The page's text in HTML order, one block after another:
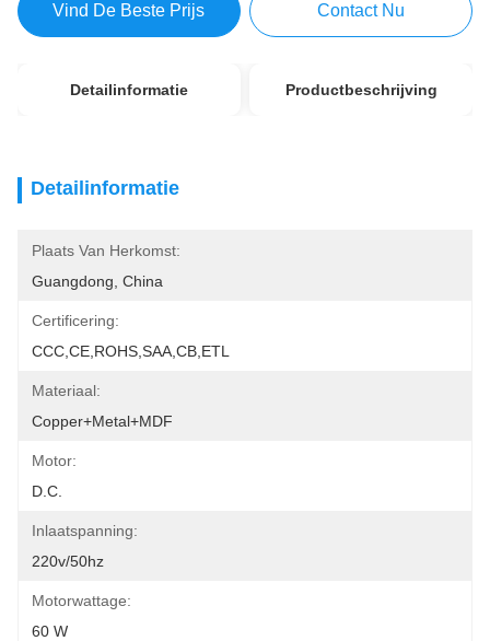
Vind De Beste Prijs Contact Nu
Detailinformatie Productbeschrijving
Detailinformatie
Plaats Van Herkomst:
Guangdong, China
Certificering:
CCC,CE,ROHS,SAA,CB,ETL
Materiaal:
Copper+Metal+MDF
Motor:
D.C.
Inlaatspanning:
220v/50hz
Motorwattage:
60 W